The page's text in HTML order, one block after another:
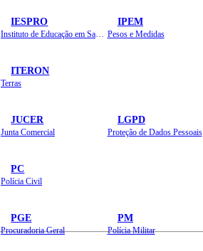
IESPRO IPEM
Pesos e Medidas
ITERON
Terras
JUCER
Junta Comercial
LGPD
Proteção de Dados Pessoais
PC
Polícia Civil
PGE
Procuradoria Geral
PM
Polícia Militar